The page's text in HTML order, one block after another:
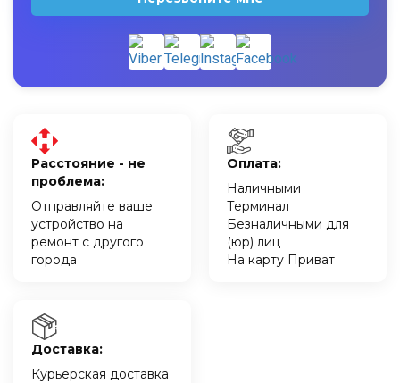
Расстояние - не
проблема:
Отправляйте ваше
устройство на
ремонт с другого
города
Оплата:
Наличными
Терминал
Безналичными для
(юр) лиц
На карту Приват
Доставка:
Курьерская доставка